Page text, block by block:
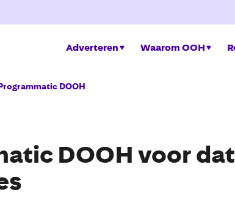
Adverteren Waarom OOH
DOOH
DOOH voor